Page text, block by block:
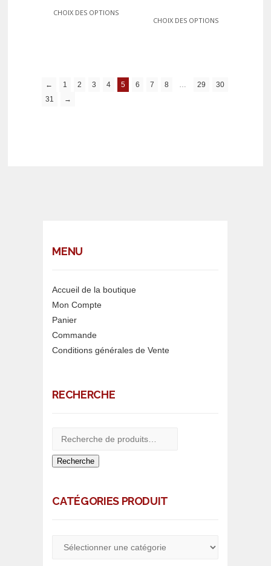
CHOIX DES OPTIONS
CHOIX DES OPTIONS
← 1 2 3 4 5 6 7 8 … 29
30
31
→
MENU
Accueil de la boutique
Mon Compte
Panier
Commande
Conditions générales de Vente
RECHERCHE
Recherche
CATÉGORIES PRODUIT